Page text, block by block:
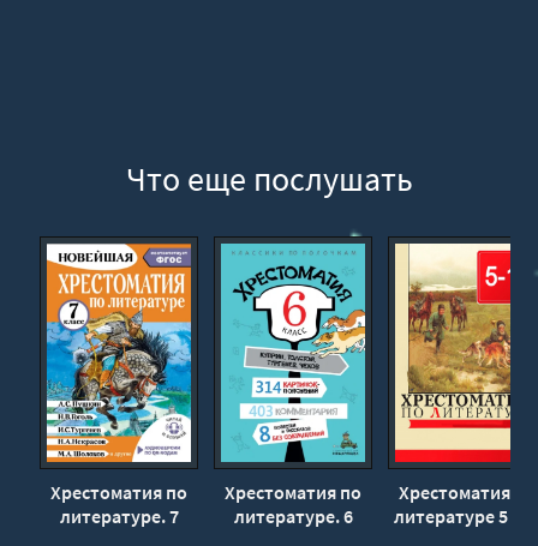
Что еще послушать
Хрестоматия по
литературе. 7
Хрестоматия по
литературе. 6
Хрестоматия по
литературе 5 -